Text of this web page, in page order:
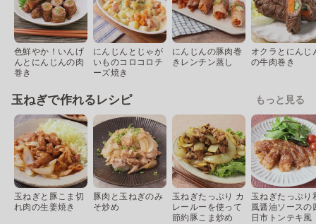
色鮮やか！いんげ
んとにんじんの肉
巻き
にんじんとじゃが
いものコロコロチ
ーズ焼き
にんじんの豚肉巻
きレンチン蒸し
オクラとにんじ
の牛肉巻き
玉ねぎで作れるレシピ もっと見る
玉ねぎと豚こま切
れ肉の生姜焼き
豚肉と玉ねぎのみ
そ炒め
玉ねぎたっぷり カ
レールーを使って
節約豚こま炒め
玉ねぎたっぷり
風醤油ソースの
日市トンテキ風